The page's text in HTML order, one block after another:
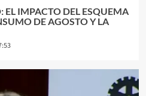
IMPACTO DEL ESQUEMA
DE AGOSTO Y LA